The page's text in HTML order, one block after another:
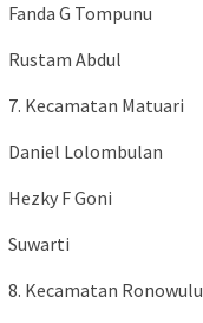
Fanda G Tompunu
Rustam Abdul
7. Kecamatan Matuari
Daniel Lolombulan
Hezky F Goni
Suwarti
8. Kecamatan Ronowulu